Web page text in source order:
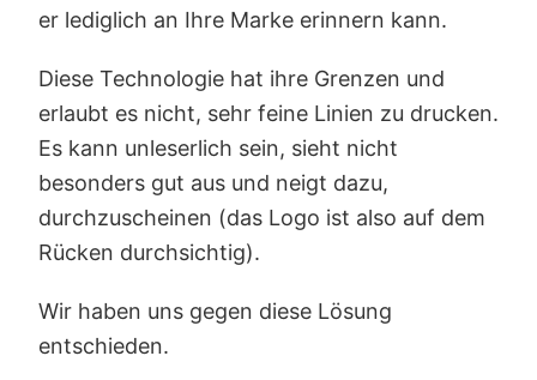
er lediglich an Ihre Marke erinnern kann.
Diese Technologie hat ihre Grenzen und
erlaubt es nicht, sehr feine Linien zu drucken.
Es kann unleserlich sein, sieht nicht
besonders gut aus und neigt dazu,
durchzuscheinen (das Logo ist also auf dem
Rücken durchsichtig).
Wir haben uns gegen diese Lösung
entschieden.